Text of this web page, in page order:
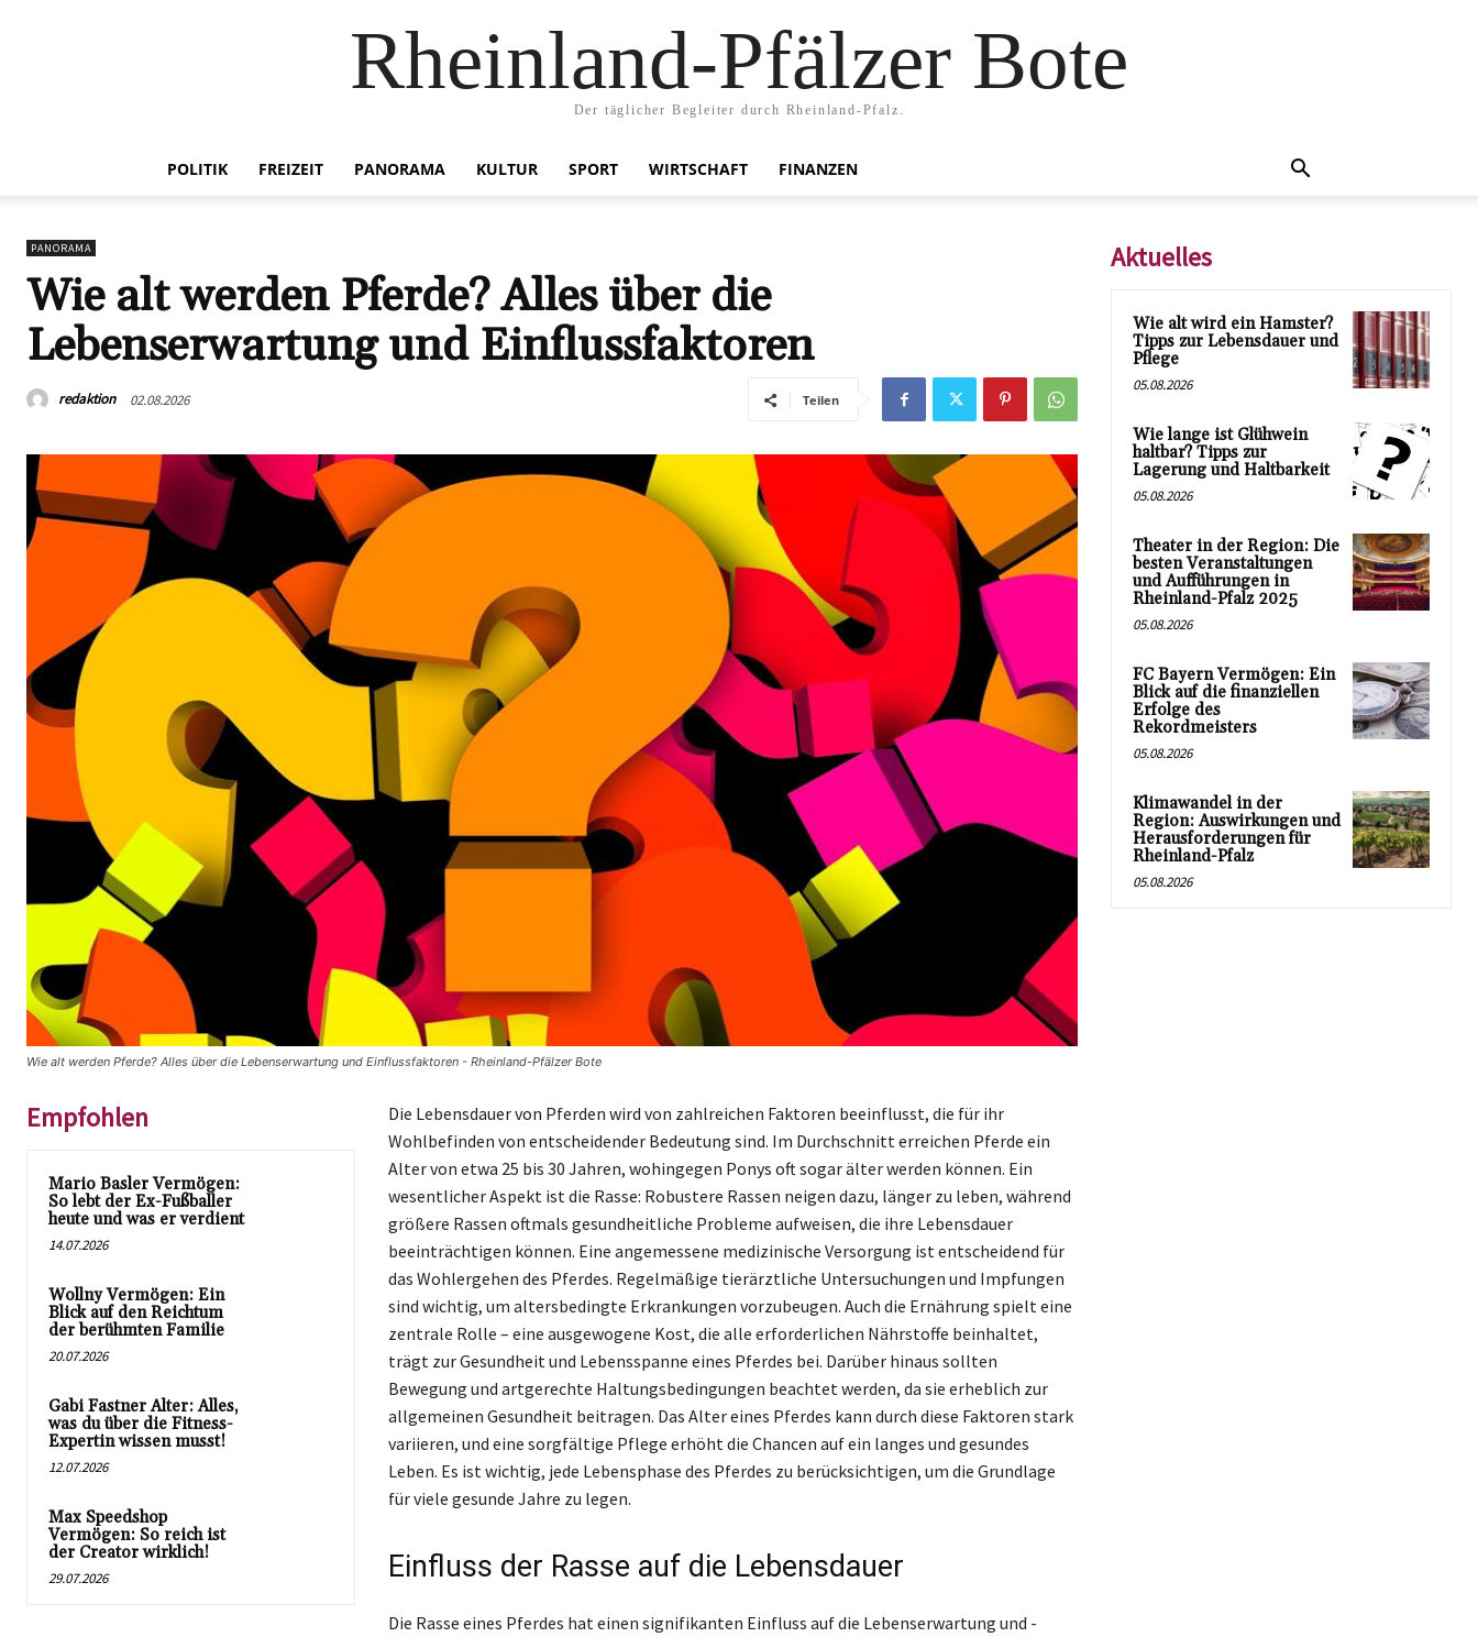
Rheinland-Pfälzer Bote
Der täglicher Begleiter durch Rheinland-Pfalz.
POLITIK FREIZEIT PANORAMA KULTUR SPORT WIRTSCHAFT FINANZEN
PANORAMA
Wie alt werden Pferde? Alles über die
Lebenserwartung und Einflussfaktoren
redaktion 02.08.2026 Teilen
Wie alt werden Pferde? Alles über die Lebenserwartung und Einflussfaktoren - Rheinland-Pfälzer Bote
Empfohlen
Mario Basler Vermögen:
So lebt der Ex-Fußballer
heute und was er verdient
14.07.2026
Wollny Vermögen: Ein
Blick auf den Reichtum
der berühmten Familie
20.07.2026
Gabi Fastner Alter: Alles,
was du über die Fitness-
Expertin wissen musst!
12.07.2026
Max Speedshop
Vermögen: So reich ist
der Creator wirklich!
29.07.2026
Die Lebensdauer von Pferden wird von zahlreichen Faktoren beeinflusst, die für ihr
Wohlbefinden von entscheidender Bedeutung sind. Im Durchschnitt erreichen Pferde ein
Alter von etwa 25 bis 30 Jahren, wohingegen Ponys oft sogar älter werden können. Ein
wesentlicher Aspekt ist die Rasse: Robustere Rassen neigen dazu, länger zu leben, während
größere Rassen oftmals gesundheitliche Probleme aufweisen, die ihre Lebensdauer
beeinträchtigen können. Eine angemessene medizinische Versorgung ist entscheidend für
das Wohlergehen des Pferdes. Regelmäßige tierärztliche Untersuchungen und Impfungen
sind wichtig, um altersbedingte Erkrankungen vorzubeugen. Auch die Ernährung spielt eine
zentrale Rolle – eine ausgewogene Kost, die alle erforderlichen Nährstoffe beinhaltet,
trägt zur Gesundheit und Lebensspanne eines Pferdes bei. Darüber hinaus sollten
Bewegung und artgerechte Haltungsbedingungen beachtet werden, da sie erheblich zur
allgemeinen Gesundheit beitragen. Das Alter eines Pferdes kann durch diese Faktoren stark
variieren, und eine sorgfältige Pflege erhöht die Chancen auf ein langes und gesundes
Leben. Es ist wichtig, jede Lebensphase des Pferdes zu berücksichtigen, um die Grundlage
für viele gesunde Jahre zu legen.
Einfluss der Rasse auf die Lebensdauer
Die Rasse eines Pferdes hat einen signifikanten Einfluss auf die Lebenserwartung und -
Aktuelles
Wie alt wird ein Hamster?
Tipps zur Lebensdauer und
Pflege
05.08.2026
Wie lange ist Glühwein
haltbar? Tipps zur
Lagerung und Haltbarkeit
05.08.2026
Theater in der Region: Die
besten Veranstaltungen
und Aufführungen in
Rheinland-Pfalz 2025
05.08.2026
FC Bayern Vermögen: Ein
Blick auf die finanziellen
Erfolge des
Rekordmeisters
05.08.2026
Klimawandel in der
Region: Auswirkungen und
Herausforderungen für
Rheinland-Pfalz
05.08.2026